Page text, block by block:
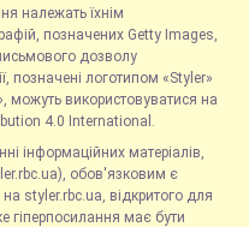
належать їхнім
позначених Getty Images,
дозволу
позначені логотипом «Styler»
можуть використовуватися на
4.0 International.
інформаційних матеріалів,
обов'язковим є
styler.rbc.ua, відкритого для
гіперпосилання має бути